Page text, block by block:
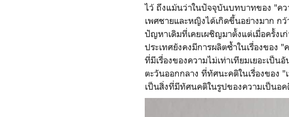
ไว้ ถึงแม้นว่าในปัจจุบันบทบาทของ "คว
เพศชายและหญิงได้เกิดขึ้นอย่างมาก ก
ปัญหาเดิมที่เคยเผชิญมาตั้งแต่เมื่อครั้งเ
ประเทศยังคงมีการผลิตซ้ำในเรื่องของ
ที่มีเรื่องของความไม่เท่าเทียมเยอะเป็
ตะวันออกกลาง ที่ทัศนะคติในเรื่องของ
เป็นสิ่งที่มีทัศนคติในรูปของความเป็นอ